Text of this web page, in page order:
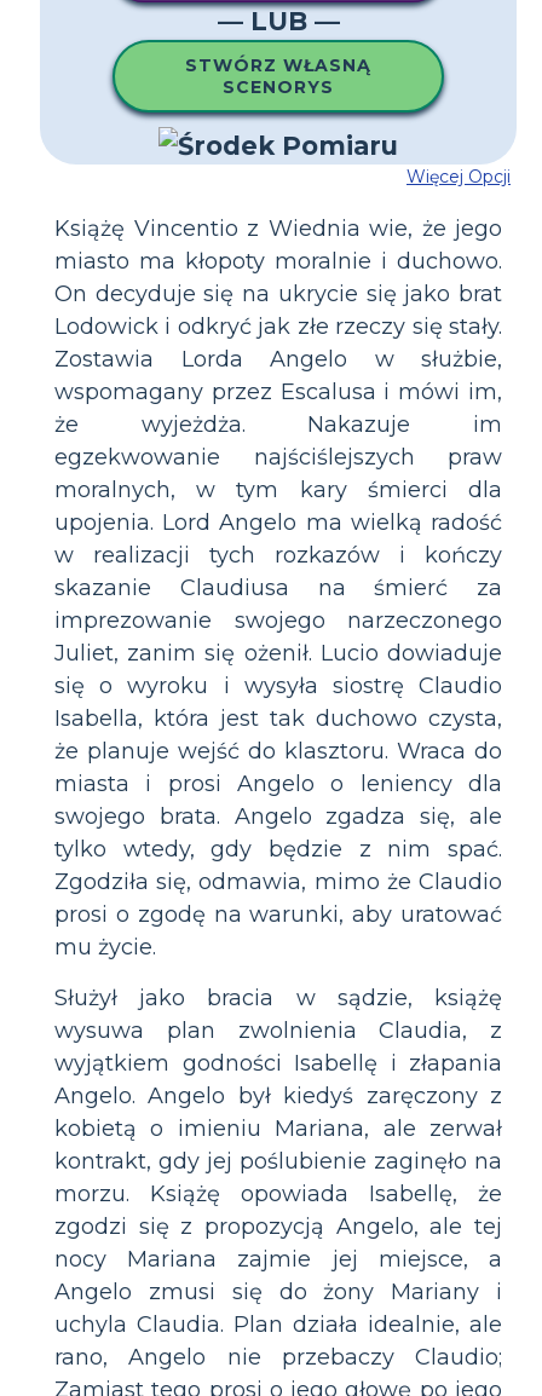
— LUB —
STWÓRZ WŁASNĄ
SCENORYS
Więcej Opcji
Książę Vincentio z Wiednia wie, że jego
miasto ma kłopoty moralnie i duchowo.
On decyduje się na ukrycie się jako brat
Lodowick i odkryć jak złe rzeczy się stały.
Zostawia Lorda Angelo w służbie,
wspomagany przez Escalusa i mówi im,
że wyjeżdża. Nakazuje im
egzekwowanie najściślejszych praw
moralnych, w tym kary śmierci dla
upojenia. Lord Angelo ma wielką radość
w realizacji tych rozkazów i kończy
skazanie Claudiusa na śmierć za
imprezowanie swojego narzeczonego
Juliet, zanim się ożenił. Lucio dowiaduje
się o wyroku i wysyła siostrę Claudio
Isabella, która jest tak duchowo czysta,
że ​​planuje wejść do klasztoru. Wraca do
miasta i prosi Angelo o leniency dla
swojego brata. Angelo zgadza się, ale
tylko wtedy, gdy będzie z nim spać.
Zgodziła się, odmawia, mimo że Claudio
prosi o zgodę na warunki, aby uratować
mu życie.
Służył jako bracia w sądzie, książę
wysuwa plan zwolnienia Claudia, z
wyjątkiem godności Isabellę i złapania
Angelo. Angelo był kiedyś zaręczony z
kobietą o imieniu Mariana, ale zerwał
kontrakt, gdy jej poślubienie zaginęło na
morzu. Książę opowiada Isabellę, że
zgodzi się z propozycją Angelo, ale tej
nocy Mariana zajmie jej miejsce, a
Angelo zmusi się do żony Mariany i
uchyla Claudia. Plan działa idealnie, ale
rano, Angelo nie przebaczy Claudio;
Zamiast tego prosi o jego głowę po jego